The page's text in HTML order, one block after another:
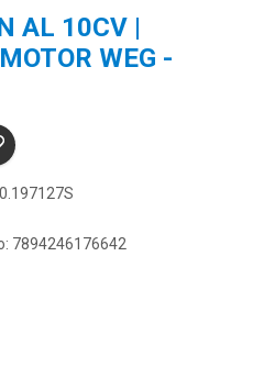
AL 10CV |
WEG -
7894246176642